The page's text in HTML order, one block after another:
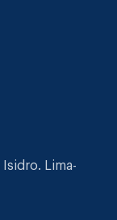
Isidro. Lima-